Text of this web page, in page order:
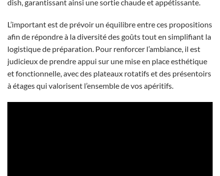
dish, garantissant ainsi une sortie chaude et appétissante.
L’important est de prévoir un équilibre entre ces propositions
afin de répondre à la diversité des goûts tout en simplifiant la
logistique de préparation. Pour renforcer l’ambiance, il est
judicieux de prendre appui sur une mise en place esthétique
et fonctionnelle, avec des plateaux rotatifs et des présentoirs
à étages qui valorisent l’ensemble de vos apéritifs.